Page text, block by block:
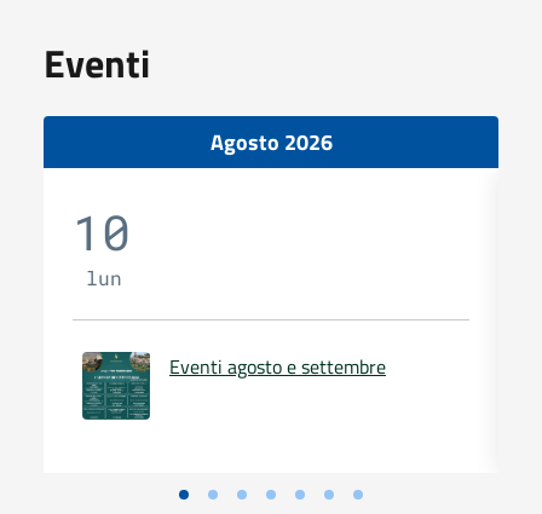
Eventi
Agosto 2026
10
lun
Eventi agosto e settembre